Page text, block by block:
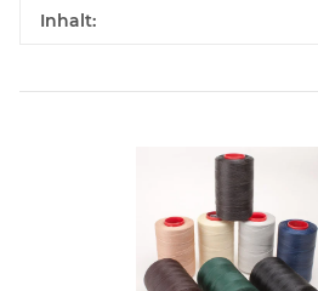
Produkteigenschaft
Wert
Inhalt: